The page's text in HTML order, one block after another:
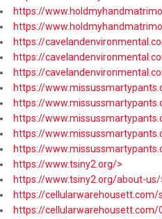
https://
https://
https://
https://
https://
https://
https://
https://
https://
https://
https://www.tsiny2.org/>
https://www.tsiny2.org/about-us/
https://cellularwarehousett.com/
https://cellularwarehousett.com/